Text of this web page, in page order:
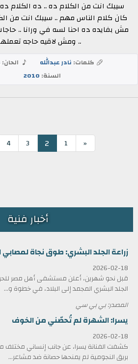
سيبك انت من الكلام ده .. ده الكلام
كان كلام الناس مهم .. سيبك انت من
مش بفايده ده احنا لسه في ورانا ..
.. ومش لاقيه حاجه
كلمات: نادر عبدالله الحان:
السنة: 2010
«
1
2
3
4
أخبار فنية
زراعة الجلد البشري: طوق نجاة
2026-02-18
قبل نحو شهرين، أعلن مستشفى أهل مصر
الجلد البشري المجمد إلى البلاد، في خطوة و...
المصدر: بي بي سي
يسرا: الشهرة لم تُحصّني من الخوف
2026-02-18
كشفت الفنانة يسرا، عن جانب إنساني
بريق النجومية لم يمنحها حصانة ضد مشاعر...